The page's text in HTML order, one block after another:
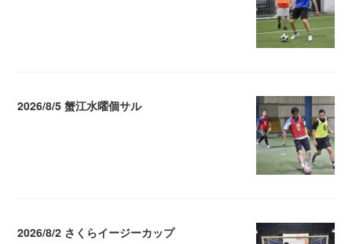
2026/8/5 蟹江水曜個サル
2026/8/2 さくらイージーカップ